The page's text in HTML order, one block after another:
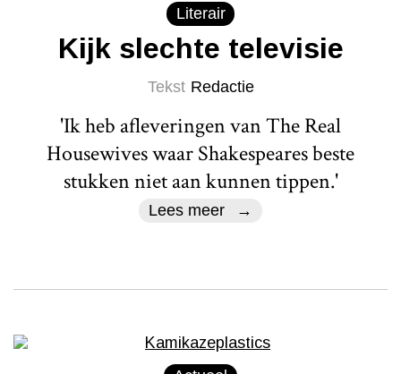
Literair
Kijk slechte televisie
Tekst Redactie
'Ik heb afleveringen van The Real
Housewives waar Shakespeares beste
stukken niet aan kunnen tippen.'
Lees meer